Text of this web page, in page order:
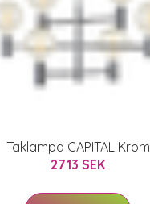
Taklampa CAPITAL Krom
2713 SEK